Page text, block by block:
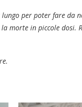
per poter fare da
morte in piccole dosi.